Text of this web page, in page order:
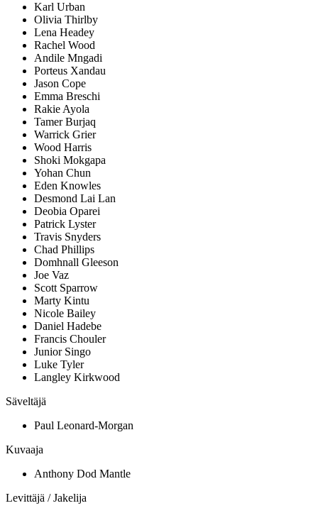
Karl Urban
Olivia Thirlby
Lena Headey
Rachel Wood
Andile Mngadi
Porteus Xandau
Jason Cope
Emma Breschi
Rakie Ayola
Tamer Burjaq
Warrick Grier
Wood Harris
Shoki Mokgapa
Yohan Chun
Eden Knowles
Desmond Lai Lan
Deobia Oparei
Patrick Lyster
Travis Snyders
Chad Phillips
Domhnall Gleeson
Joe Vaz
Scott Sparrow
Marty Kintu
Nicole Bailey
Daniel Hadebe
Francis Chouler
Junior Singo
Luke Tyler
Langley Kirkwood
Säveltäjä
Paul Leonard-Morgan
Kuvaaja
Anthony Dod Mantle
Levittäjä / Jakelija